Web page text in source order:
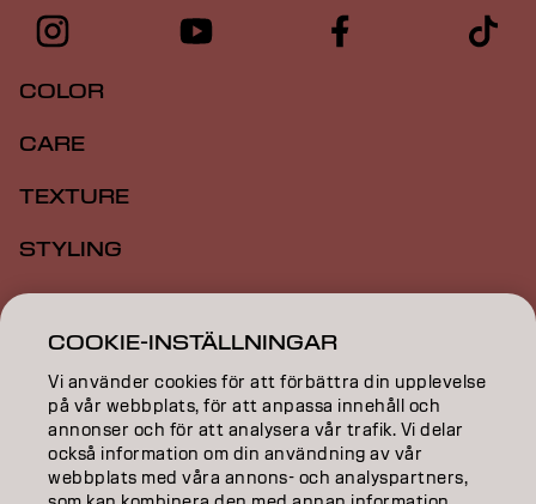
COLOR
CARE
TEXTURE
STYLING
INSPIRATION
EDUCATION
ABOUT
SALON FINDER
COOKIE-INSTÄLLNINGAR
Vi använder cookies för att förbättra din upplevelse
på vår webbplats, för att anpassa innehåll och
annonser och för att analysera vår trafik. Vi delar
också information om din användning av vår
webbplats med våra annons- och analyspartners,